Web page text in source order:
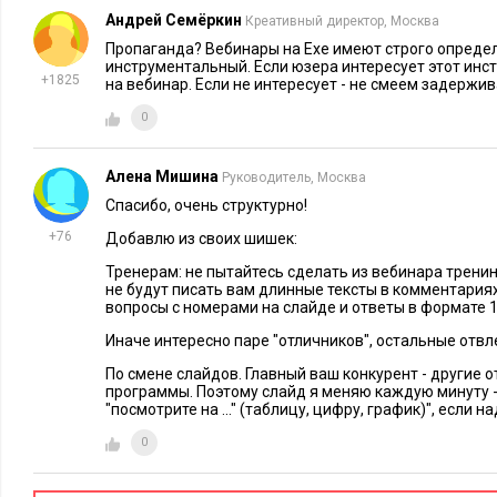
положительные отзывы, когда действительно получили на
инструментальное, практически полезное.
16. Продумайте, что именно может быть продолжением
Приглашение на платный вебинар после успешно
Приглашение в группу в социальных медиа? Приглашение
должны быть, во-первых, простыми и понятными для
должны быть сюрпризом для организаторов вебинара:
согласиться на передачу адресов. Механика должна быть
17. Не переживайте. Пропал звук? Погрешности
Скорее всего, упала скорость в интернет-канале.
время. Дайте организаторам возможность связаться с
Если же случилась фатальная авария – повторите вебинар
Организаторы известят зрителей об этом.
18. Не реагируйте на провокации
+1825
Андрей Семёркин Креативный директор, Москва
Пропаганда? Вебинары на Ехе имеют строго
инструментальный. Если юзера интересует этот
на вебинар. Если не интересует - не смеем
0
+76
Алена Мишина Руководитель, Москва
Спасибо, очень структурно!
Добавлю из своих шишек:
Тренерам: не пытайтесь сделать из вебинара
не будут писать вам длинные тексты в
вопросы с номерами на слайде и ответы в формате
Иначе интересно паре "отличников", остальные
По смене слайдов. Главный ваш конкурент - другие
программы. Поэтому слайд я меняю каждую минуту
"посмотрите на ..." (таблицу, цифру, график)", если
0